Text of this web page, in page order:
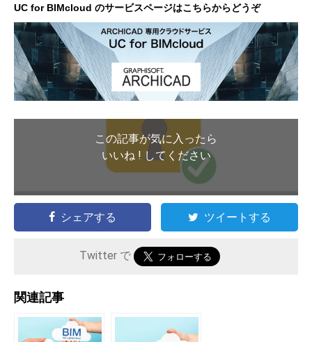
UC for BIMcloud のサービスページはこちらからどうぞ
この記事が気に入ったら
いいね ! してください
シェアする ツイートする
Twitter で
関連記事